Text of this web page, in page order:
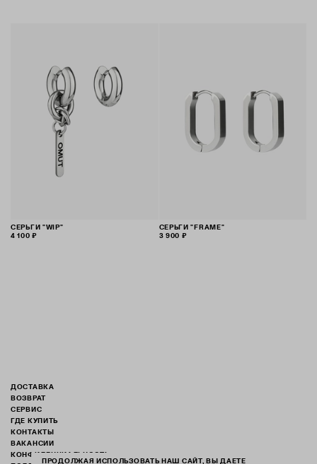
СЕРЬГИ "WIP"
4 100 ₽
СЕРЬГИ "FRAME"
3 900 ₽
ДОСТАВКА
ВОЗВРАТ
СЕРВИС
ГДЕ КУПИТЬ
КОНТАКТЫ
ВАКАНСИИ
КОНФИДЕНЦИАЛЬНОСТЬ
ПРОДОЛЖАЯ ИСПОЛЬЗОВАТЬ НАШ САЙТ, ВЫ ДАЕТЕ